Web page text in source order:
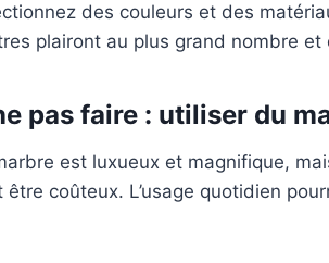
des couleurs et des
plairont au plus grand nombre
pas faire : utiliser du
est luxueux et magnifique,
être coûteux. L’usage quotidien